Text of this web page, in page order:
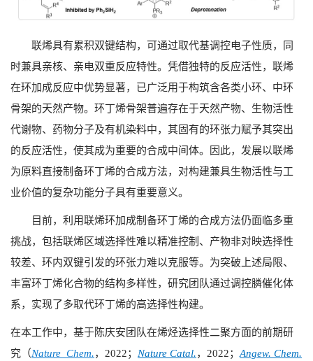
联烯具有累积双键结构，可通过取代基调控电子性质，同
时兼具亲核、亲电双重反应特性。凭借独特的反应活性，联烯
在环加成反应中优势显著，已广泛用于构筑含各类小环、中环
骨架的天然产物。环丁烯骨架普遍存在于天然产物、生物活性
代谢物、药物分子及有机染料中，其固有的环张力赋予其突出
的反应活性，使其成为重要的合成中间体。因此，发展以联烯
为原料直接制备环丁烯的合成方法，对构建兼具生物活性与工
业价值的复杂功能分子具有重要意义。
目前，利用联烯环加成制备环丁烯的合成方法仍面临多重
挑战，包括联烯区域选择性难以精准控制、产物非对映选择性
较差、环内双键引发的环张力难以克服等。为突破上述局限、
丰富环丁烯化合物的结构多样性，研究团队通过调控膦催化体
系，实现了多取代环丁烯的高选择性构建。
在本工作中，基于陈庆安团队在烯烃选择性二聚方面的前期研
究（Nature Chem.， 2022； Nature Catal.， 2022；Angew. Chem.